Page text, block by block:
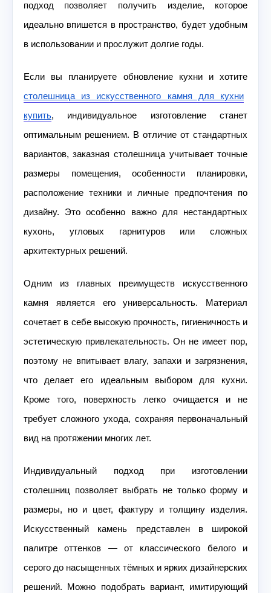
подход позволяет получить изделие, которое
идеально впишется в пространство, будет удобным
в использовании и прослужит долгие годы.
Если вы планируете обновление кухни и хотите
столешница из искусственного камня для кухни
купить, индивидуальное изготовление станет
оптимальным решением. В отличие от стандартных
вариантов, заказная столешница учитывает точные
размеры помещения, особенности планировки,
расположение техники и личные предпочтения по
дизайну. Это особенно важно для нестандартных
кухонь, угловых гарнитуров или сложных
архитектурных решений.
Одним из главных преимуществ искусственного
камня является его универсальность. Материал
сочетает в себе высокую прочность, гигиеничность и
эстетическую привлекательность. Он не имеет пор,
поэтому не впитывает влагу, запахи и загрязнения,
что делает его идеальным выбором для кухни.
Кроме того, поверхность легко очищается и не
требует сложного ухода, сохраняя первоначальный
вид на протяжении многих лет.
Индивидуальный подход при изготовлении
столешниц позволяет выбрать не только форму и
размеры, но и цвет, фактуру и толщину изделия.
Искусственный камень представлен в широкой
палитре оттенков — от классического белого и
серого до насыщенных тёмных и ярких дизайнерских
решений. Можно подобрать вариант, имитирующий